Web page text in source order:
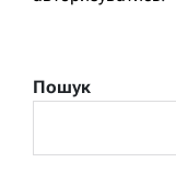
Пошук